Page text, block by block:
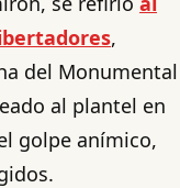
,
del Monumental
al plantel en
golpe anímico,